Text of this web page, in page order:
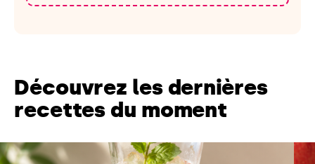
Découvrez les dernières
recettes du moment